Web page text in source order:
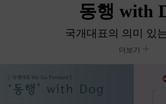
동행 with
국개대표의 의미 있
더보기